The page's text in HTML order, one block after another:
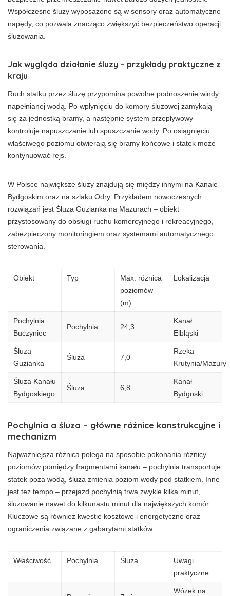
Współczesne śluzy wyposażone są w sensory oraz automatyczne
napędy, co pozwala znacząco zwiększyć bezpieczeństwo operacji
śluzowania.
Jak wygląda działanie śluzy – przykłady praktyczne z
kraju
Ruch statku przez śluzę przypomina powolne podnoszenie windy
napełnianej wodą. Po wpłynięciu do komory śluzowej zamykają
się za jednostką bramy, a następnie system przepływowy
kontroluje napuszczanie lub spuszczanie wody. Po osiągnięciu
właściwego poziomu otwierają się bramy końcowe i statek może
kontynuować rejs.
W Polsce największe śluzy znajdują się między innymi na Kanale
Bydgoskim oraz na szlaku Odry. Przykładem nowoczesnych
rozwiązań jest Śluza Guzianka na Mazurach – obiekt
przystosowany do obsługi ruchu komercyjnego i rekreacyjnego,
zabezpieczony monitoringiem oraz systemami automatycznego
sterowania.
Obiekt Typ
Max. róznica
poziomów
(m)
Lokalizacja
Pochylnia
Buczyniec
Pochylnia 24,3
Kanał
Elbląski
Śluza
Guzianka
Śluza 7,0
Rzeka
Krutynia/Mazury
Śluza Kanału
Bydgoskiego
Śluza 6,8
Kanał
Bydgoski
Pochylnia a śluza – główne różnice konstrukcyjne i
mechanizm
Najważniejsza różnica polega na sposobie pokonania różnicy
poziomów pomiędzy fragmentami kanału – pochylnia transportuje
statek poza wodą, śluza zmienia poziom wody pod statkiem. Inne
jest też tempo – przejazd pochylnią trwa zwykle kilka minut,
śluzowanie nawet do kilkunastu minut dla największych komór.
Kluczowe są również kwestie kosztowe i energetyczne oraz
ograniczenia związane z gabarytami statków.
Właściwość Pochylnia Śluza
Uwagi
praktyczne
Wózek na